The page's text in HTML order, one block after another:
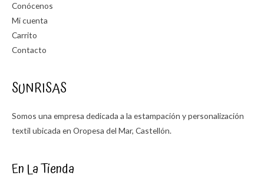
Conócenos
Mi cuenta
Carrito
Contacto
SUNRISAS
Somos una empresa dedicada a la estampación y personalización
textil ubicada en Oropesa del Mar, Castellón.
En La Tienda